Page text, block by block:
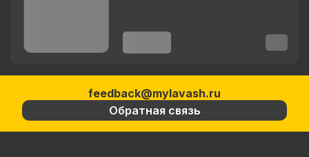
feedback@mylavash.ru
Обратная связь